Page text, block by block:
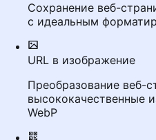
Сохранение веб-
с идеальным
URL в изображение
Преобразование веб-
высококачественные
WebP